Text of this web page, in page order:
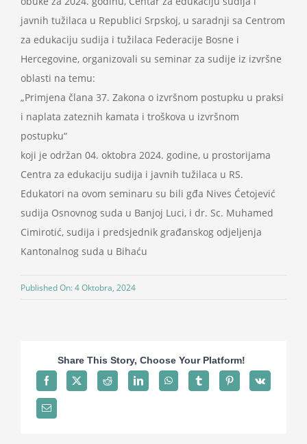
Projekti
Novosti
Kontakt
Search
for:
javnih tužilaca u Republici Srpskoj, u saradnji sa Centrom
za edukaciju sudija i tužilaca Federacije Bosne i
Hercegovine, organizovali su seminar za sudije iz izvršne
oblasti na temu:
„Primjena člana 37. Zakona o izvršnom postupku u praksi
i naplata zateznih kamata i troškova u izvršnom
postupku“
koji je održan 04. oktobra 2024. godine, u prostorijama
Centra za edukaciju sudija i javnih tužilaca u RS.
Edukatori na ovom seminaru su bili gđa Nives Ćetojević
sudija Osnovnog suda u Banjoj Luci, i dr. Sc. Muhamed
Cimirotić, sudija i predsjednik građanskog odjeljenja
Kantonalnog suda u Bihaću
Published On: 4 Oktobra, 2024
Share This Story, Choose Your Platform!